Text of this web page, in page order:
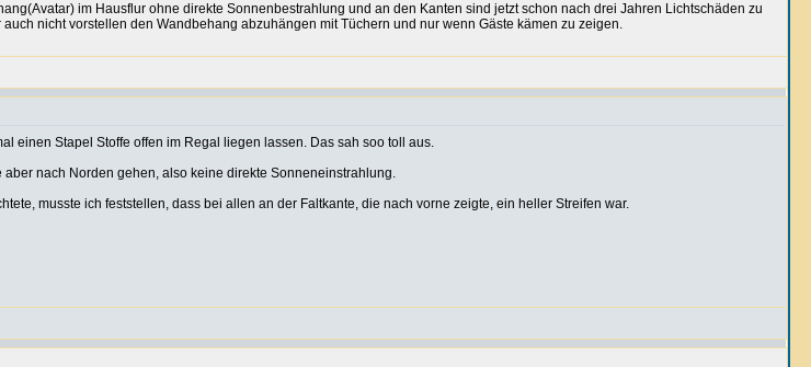
im Hausflur ohne direkte Sonnenbestrahlung und an den Kanten sind jetzt schon nach drei Jahren Lichtschäden zu
nicht vorstellen den Wandbehang abzuhängen mit Tüchern und nur wenn Gäste kämen zu zeigen.
einen Stapel Stoffe offen im Regal liegen lassen. Das sah soo toll aus.
aber nach Norden gehen, also keine direkte Sonneneinstrahlung.
musste ich feststellen, dass bei allen an der Faltkante, die nach vorne zeigte, ein heller Streifen war.